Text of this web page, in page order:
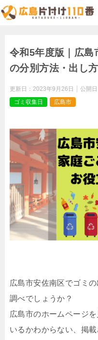
令和5年度版｜広島
の分別方法・出し
更新日： 2023年9月26日 公開日
ゴミ収集日
広島市
広島市安佐南区でゴミ
調べでしょうか？
広島市のホームページ
いるかわからない、掲